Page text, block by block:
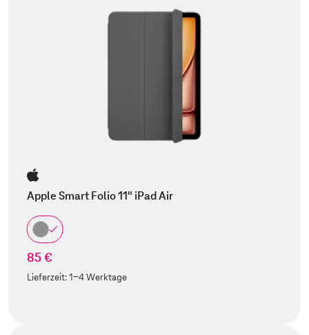
Apple Smart Folio 11" iPad Air
85 €
Lieferzeit:1-4 Werktage